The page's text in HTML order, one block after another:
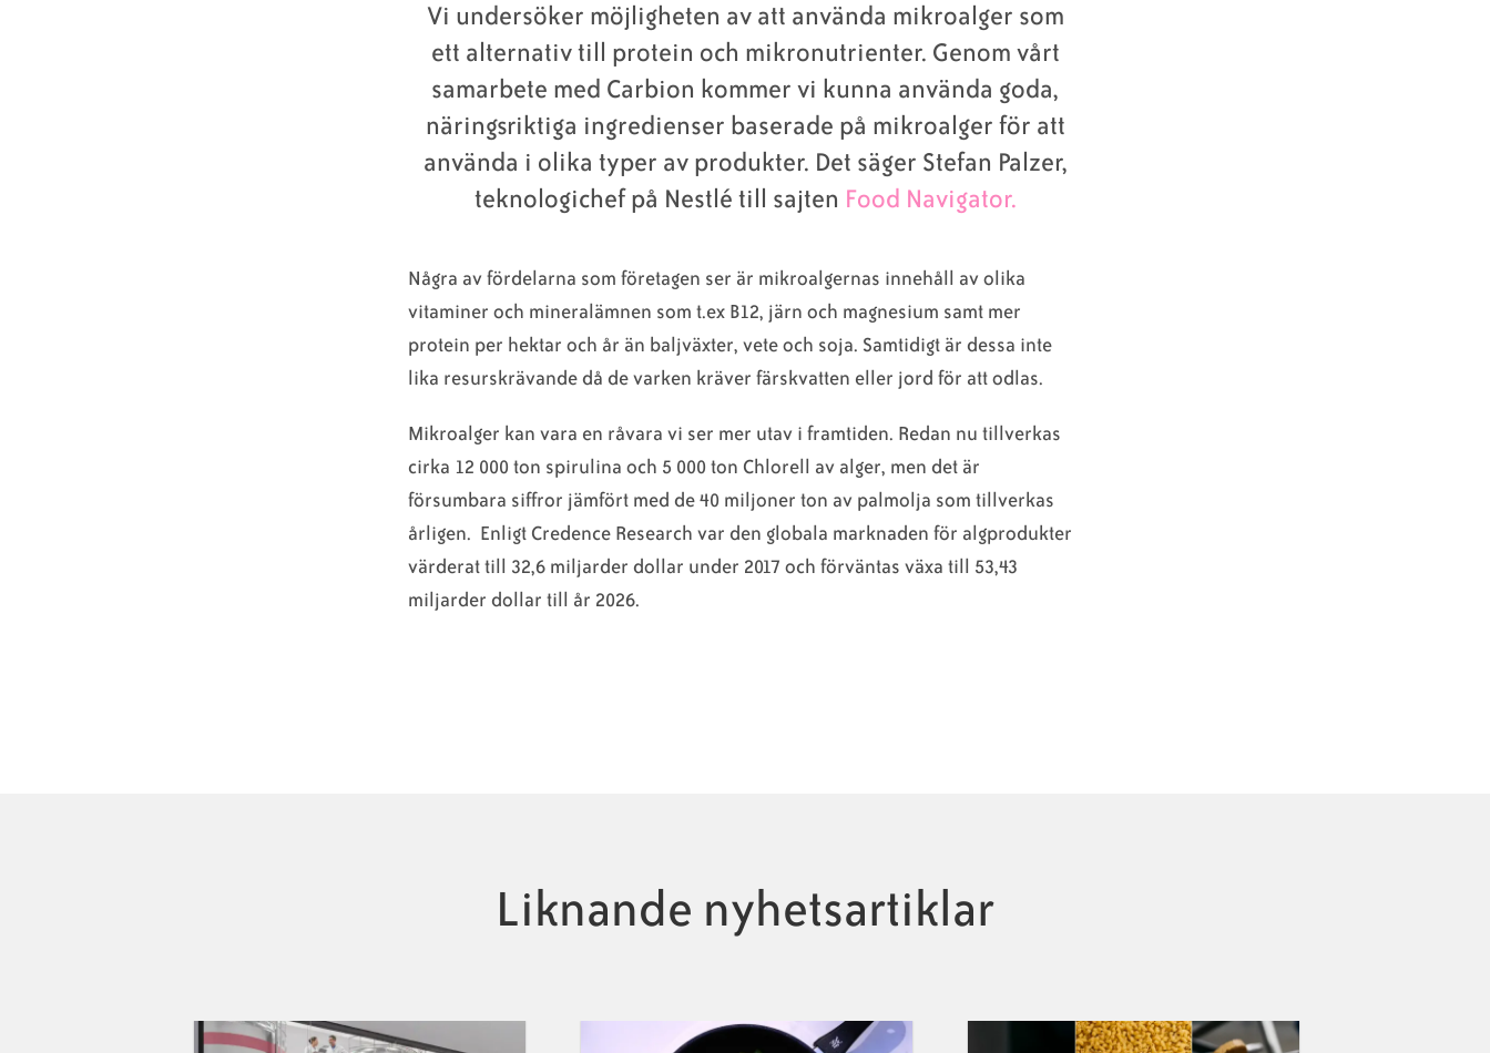
Vi undersöker möjligheten av att använda mikroalger som
ett alternativ till protein och mikronutrienter. Genom vårt
samarbete med Carbion kommer vi kunna använda goda,
näringsriktiga ingredienser baserade på mikroalger för att
använda i olika typer av produkter. Det säger Stefan Palzer,
teknologichef på Nestlé till sajten Food Navigator.
Några av fördelarna som företagen ser är mikroalgernas innehåll av olika
vitaminer och mineralämnen som t.ex B12, järn och magnesium samt mer
protein per hektar och år än baljväxter, vete och soja. Samtidigt är dessa inte
lika resurskrävande då de varken kräver färskvatten eller jord för att odlas.
Mikroalger kan vara en råvara vi ser mer utav i framtiden. Redan nu tillverkas
cirka 12 000 ton spirulina och 5 000 ton Chlorell av alger, men det är
försumbara siffror jämfört med de 40 miljoner ton av palmolja som tillverkas
årligen. Enligt Credence Research var den globala marknaden för algprodukter
värderat till 32,6 miljarder dollar under 2017 och förväntas växa till 53,43
miljarder dollar till år 2026.
Liknande nyhetsartiklar